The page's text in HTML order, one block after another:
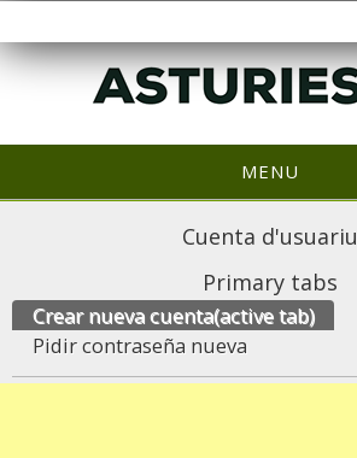
MENU
Cuenta d'usuariu
Primary tabs
Crear nueva cuenta(active tab)
Pidir contraseña nueva